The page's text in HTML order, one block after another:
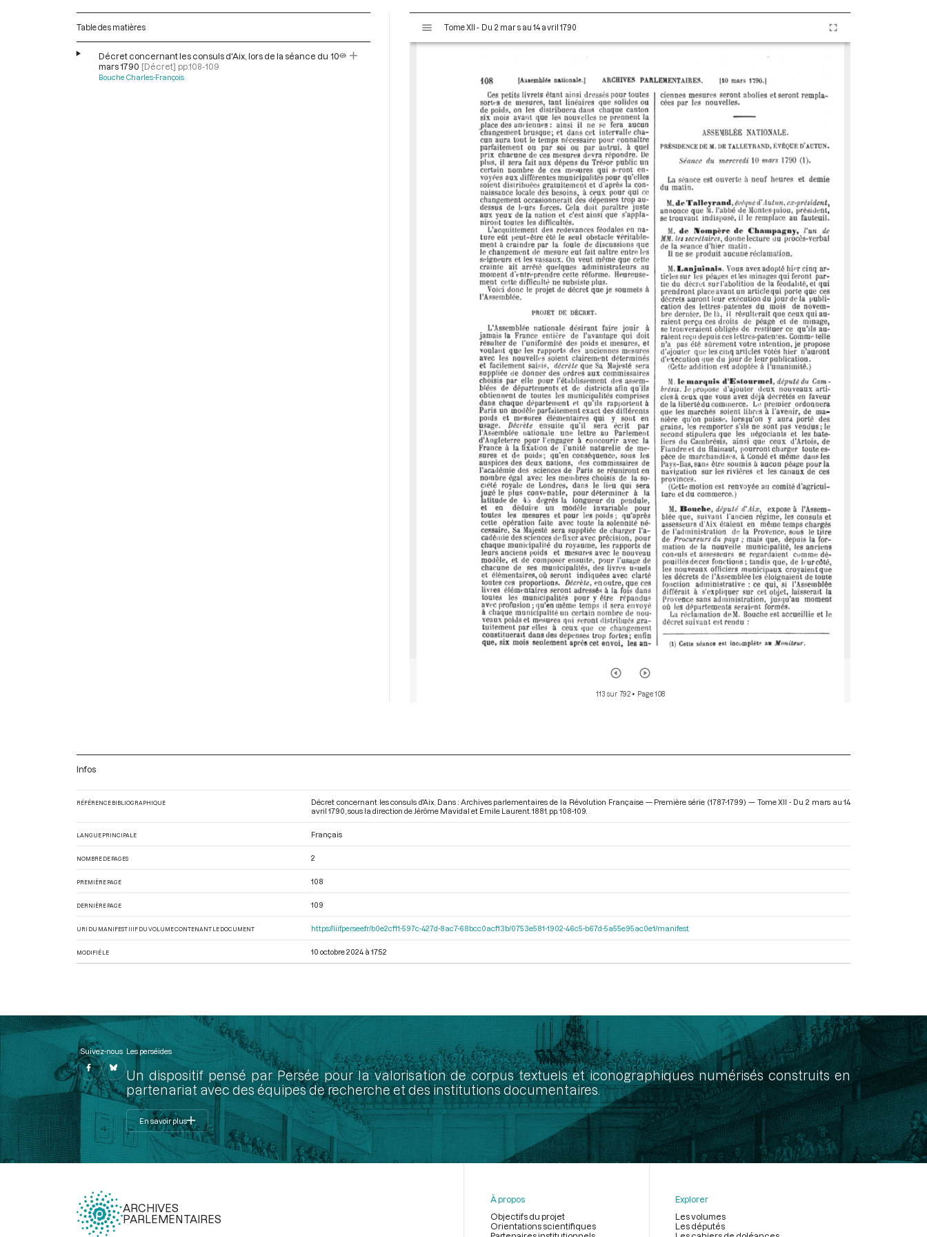
Table des matières
Décret concernant les consuls d'Aix, lors de la séance du 10
mars 1790 [Décret] pp.108-109
Bouche Charles-François
s
Tome XII - Du 2 mars au 14 avril 1790
113 sur 792• Page 108
Infos
RÉFÉRENCE BIBLIOGRAPHIQUE
Décret concernant les consuls d'Aix. Dans : Archives parlementaires de la Révolution Française — Première série (1787-1799) — Tome XII - Du 2 mars au 14
avril 1790 , sous la direction de Jérôme Mavidal et Emile Laurent. 1881. pp. 108-109.
LANGUE PRINCIPALE Français
NOMBRE DE PAGES 2
PREMIÈRE PAGE 108
DERNIÈRE PAGE 109
URI DU MANIFEST IIIF DU VOLUME CONTENANT LE DOCUMENT https://iiif.persee.fr/b0e2cf11-597c-427d-8ac7-68bcc0acf13b/0753e581-1902-46c5-b67d-5a55e95ac0e1/manifest
MODIFIÉ LE 10 octobre 2024 à 17:52
Suivez-nous Les perséides
Un dispositif pensé par Persée pour la valorisation de corpus textuels et iconographiques numérisés construits en
partenariat avec des équipes de recherche et des institutions documentaires.
En savoir plus
ARCHIVES
PARLEMENTAIRES
À propos
Objectifs du projet
Orientations scientifiques
Explorer
Les volumes
Les députés